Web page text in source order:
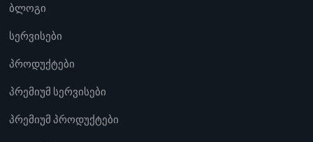
ბლოგი
სერვისები
პროდუქტები
პრემიუმ სერვისები
პრემიუმ პროდუქტები